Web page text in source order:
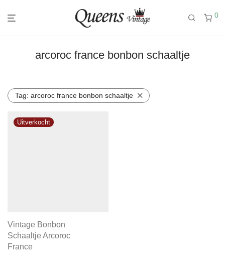
0
arcoroc france bonbon schaaltje
Tag: arcoroc france bonbon schaaltje
Vintage Bonbon
Schaaltje Arcoroc
France